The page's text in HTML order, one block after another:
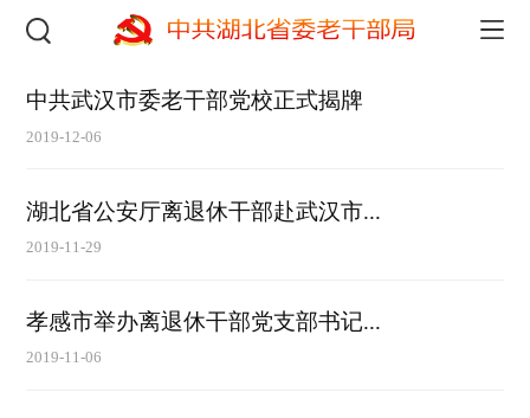
中共武汉市委老干部党校正式揭牌
2019-12-06
湖北省公安厅离退休干部赴武汉市...
2019-11-29
孝感市举办离退休干部党支部书记...
2019-11-06